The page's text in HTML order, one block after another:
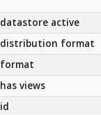
datastore active
distribution format
format
has views
id